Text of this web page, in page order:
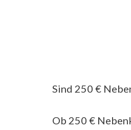
Sind 250 €
Ob 250 €